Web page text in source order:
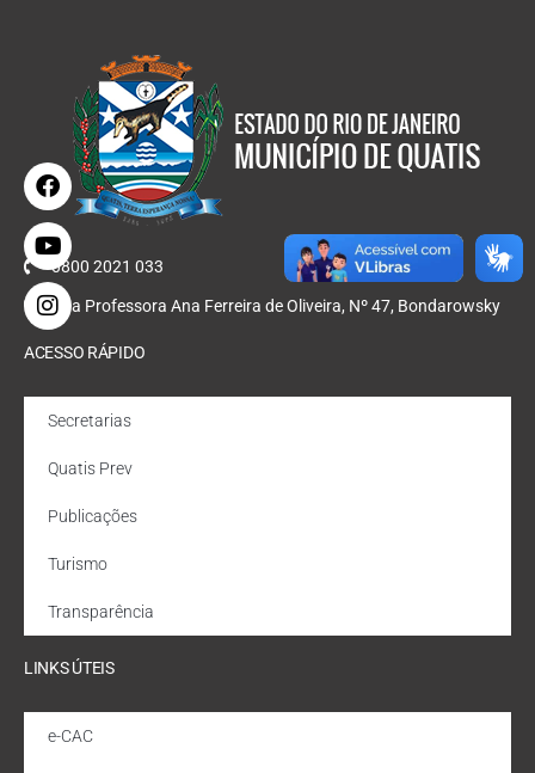
0800 2021 033
Rua Professora Ana Ferreira de Oliveira, Nº 47, Bondarowsky
ACESSO RÁPIDO
Secretarias
Quatis Prev
Publicações
Turismo
Transparência
LINKS ÚTEIS
e-CAC